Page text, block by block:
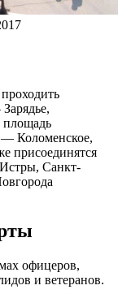
площадь
Коломенское,
присоединятся
Санкт-
офицеров,
и ветеранов.